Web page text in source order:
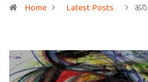
Home Latest Posts